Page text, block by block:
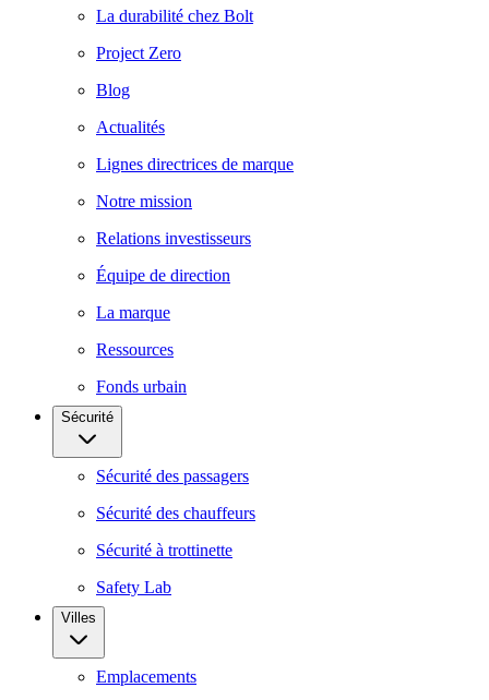
La durabilité chez Bolt
Project Zero
Blog
Actualités
Lignes directrices de marque
Notre mission
Relations investisseurs
Équipe de direction
La marque
Ressources
Fonds urbain
Sécurité
Sécurité des passagers
Sécurité des chauffeurs
Sécurité à trottinette
Safety Lab
Villes
Emplacements